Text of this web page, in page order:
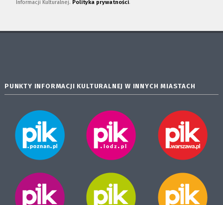
Informacji Kulturalnej. Polityka prywatności.
PUNKTY INFORMACJI KULTURALNEJ W INNYCH MIASTACH